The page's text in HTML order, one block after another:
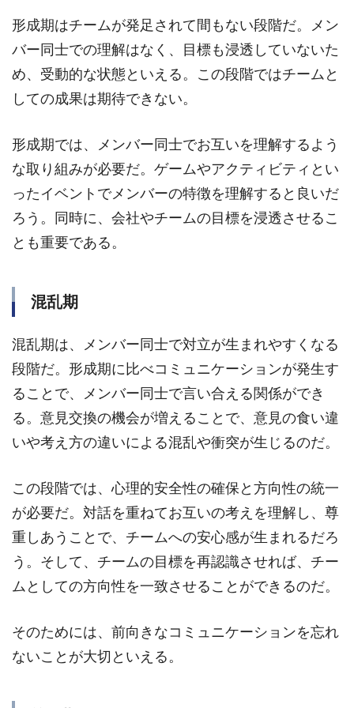
形成期はチームが発足されて間もない段階だ。メン
バー同士での理解はなく、目標も浸透していないた
め、受動的な状態といえる。この段階ではチームと
しての成果は期待できない。
形成期では、メンバー同士でお互いを理解するよう
な取り組みが必要だ。ゲームやアクティビティとい
ったイベントでメンバーの特徴を理解すると良いだ
ろう。同時に、会社やチームの目標を浸透させるこ
とも重要である。
混乱期
混乱期は、メンバー同士で対立が生まれやすくなる
段階だ。形成期に比べコミュニケーションが発生す
ることで、メンバー同士で言い合える関係ができ
る。意見交換の機会が増えることで、意見の食い違
いや考え方の違いによる混乱や衝突が生じるのだ。
この段階では、心理的安全性の確保と方向性の統一
が必要だ。対話を重ねてお互いの考えを理解し、尊
重しあうことで、チームへの安心感が生まれるだろ
う。そして、チームの目標を再認識させれば、チー
ムとしての方向性を一致させることができるのだ。
そのためには、前向きなコミュニケーションを忘れ
ないことが大切といえる。